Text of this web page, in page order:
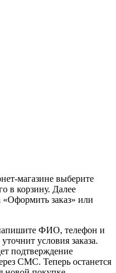
магазине выберите
в корзину. Далее
заказ» или
ФИО, телефон и
условия заказа.
подтверждение
СМС. Теперь останется